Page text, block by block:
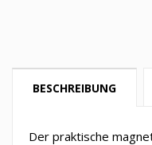
BESCHREIBUNG
Der praktische